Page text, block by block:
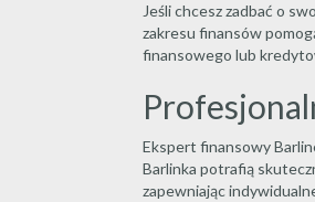
Jeśli chcesz zadbać o
zakresu finansów
finansowego lub
Ekspert finansowy
Barlinka potrafią
zapewniając